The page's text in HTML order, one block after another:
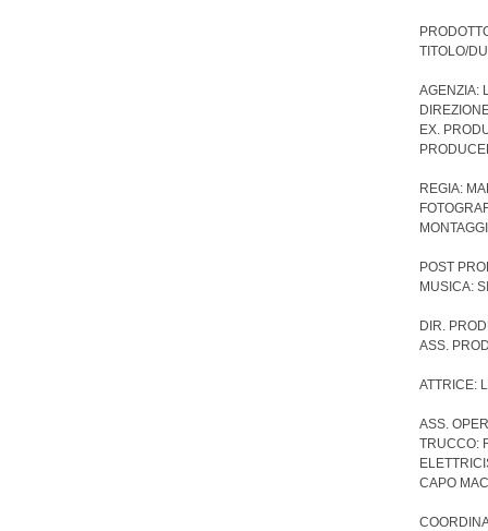
TITOLO/
AGENZIA:
EX.
REGIA:
POST
MUSICA:
DIR.
ASS.
ATTRICE:
ASS.
TRUCCO:
CAPO